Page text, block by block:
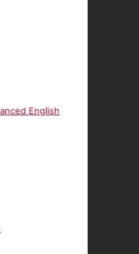
English